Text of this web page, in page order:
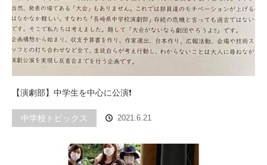
【演劇部】中学生を中心に公演❗️
中学校トピックス 2021.6.21